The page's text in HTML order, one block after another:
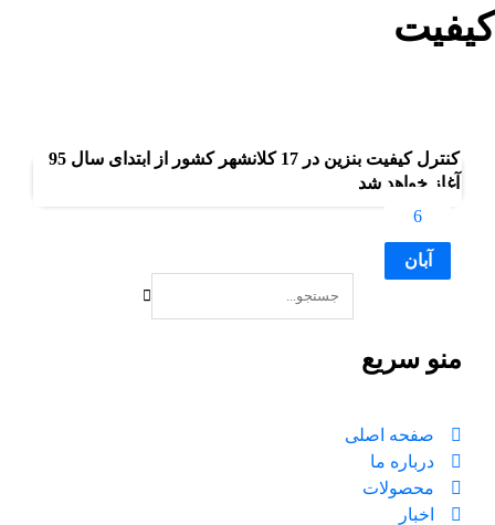
کیفیت
کنترل کیفیت بنزین در 17 کلانشهر کشور از ابتدای سال 95
آغاز خواهد شد
6
آبان
منو سریع
صفحه اصلی
درباره ما
محصولات
اخبار